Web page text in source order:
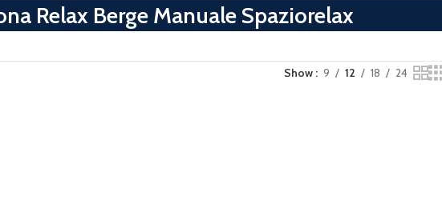
Relax Berge Manuale Spaziorelax
Show 9 12 18 24